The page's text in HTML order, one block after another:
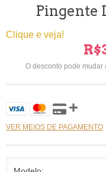
Pingente
Clique e veja!
O desconto pode mudar
VER MEIOS DE PAGAMENTO